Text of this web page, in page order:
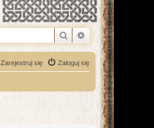
Szukaj Wyszukiwanie
Zaloguj się
Zarejestruj się